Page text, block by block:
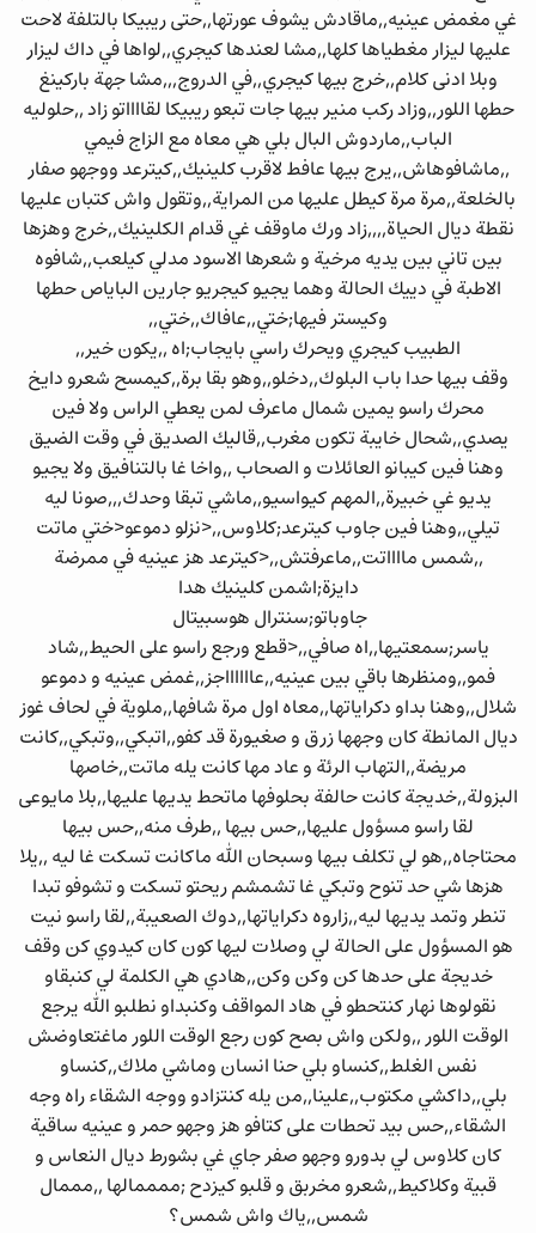
غي مغمض عينيه,,ماقادش يشوف عورتها,,حتى ريبيكا بالتلفة لاحت
عليها ليزار مغطياها كلها,,مشا لعندها كيجري,,لواها في داك ليزار
وبلا ادنى كلام,,خرج بيها كيجري,,في الدروج,,,مشا جهة باركينغ
حطها اللور,,وزاد ركب منير بيها جات تبعو ريبيكا لقااااتو زاد ,,حلوليه
الباب,,ماردوش البال بلي هي معاه مع الزاج فيمي
,,ماشافوهاش,,يرج بيها عافط لاقرب كلينيك,,كيترعد ووجهو صفار
بالخلعة,,مرة مرة كيطل عليها من المراية,,وتقول واش كتبان عليها
نقطة ديال الحياة,,,,زاد ورك ماوقف غي قدام الكلينيك,,خرج وهزها
بين تاني بين يديه مرخية و شعرها الاسود مدلي كيلعب,,شافوه
الاطبة في دييك الحالة وهما يجيو كيجريو جارين الباياص حطها
وكيستر فيها;ختي,,عافاك,,ختي,,
الطبيب كيجري ويحرك راسي بايجاب;اه ,,يكون خير,,
وقف بيها حدا باب البلوك,,دخلو,,وهو بقا برة,,كيمسح شعرو دايخ
محرك راسو يمين شمال ماعرف لمن يعطي الراس ولا فين
يصدي,,شحال خايبة تكون مغرب,,قاليك الصديق في وقت الضيق
وهنا فين كيبانو العائلات و الصحاب ,,واخا غا بالتنافيق ولا يجيو
يديو غي خبيرة,,المهم كيواسيو,,ماشي تبقا وحدك,,,صونا ليه
تيلي,,وهنا فين جاوب كيترعد;كلاوس,,<نزلو دموعو<ختي ماتت
,,شمس مااااتت,,ماعرفتش,,<كيترعد هز عينيه في ممرضة
دايزة;اشمن كلينيك هدا
جاوباتو;سنترال هوسبيتال
ياسر;سمعتيها,,اه صافي,,<قطع ورجع راسو على الحيط,,شاد
فمو,,ومنظرها باقي بين عينيه,,عااااااجز,,غمض عينيه و دموعو
شلال,,وهنا بداو دكراياتها,,معاه اول مرة شافها,,ملوية في لحاف غوز
ديال المانطة كان وجهها زرق و صغيورة قد كفو,,اتبكي,,وتبكي,,كانت
مريضة,,التهاب الرئة و عاد مها كانت يله ماتت,,خاصها
البزولة,,خديجة كانت حالفة بحلوفها ماتحط يديها عليها,,بلا مايوعى
لقا راسو مسؤول عليها,,حس بيها ,,طرف منه,,حس بيها
محتاجاه,,هو لي تكلف بيها وسبحان الله ماكانت تسكت غا ليه ,,يلا
هزها شي حد تنوح وتبكي غا تشمشم ريحتو تسكت و تشوفو تبدا
تنطر وتمد يديها ليه,,زاروه دكراياتها,,دوك الصعيبة,,لقا راسو نيت
هو المسؤول على الحالة لي وصلات ليها كون كان كيدوي كن وقف
خديجة على حدها كن وكن وكن,,هادي هي الكلمة لي كنبقاو
نقولوها نهار كنتحطو في هاد المواقف وكنبداو نطلبو الله يرجع
الوقت اللور ,,ولكن واش بصح كون رجع الوقت اللور ماغتعاوضش
نفس الغلط,,كنساو بلي حنا انسان وماشي ملاك,,كنساو
بلي,,داكشي مكتوب,,علينا,,من يله كنتزادو ووجه الشقاء راه وجه
الشقاء,,حس بيد تحطات على كتافو هز وجهو حمر و عينيه ساقية
كان كلاوس لي بدورو وجهو صفر جاي غي بشورط ديال النعاس و
قبية وكلاكيط,,شعرو مخربق و قلبو كيزدح ;ممممالها ,,مممال
شمس,,ياك واش شمس؟